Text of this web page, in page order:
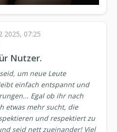
2025, 07:25
Nutzer.
um neue Leute
einfach entspannt und
Egal ob ihr nach
etwas mehr sucht, die
und respektiert zu
seid nett zueinander! Viel